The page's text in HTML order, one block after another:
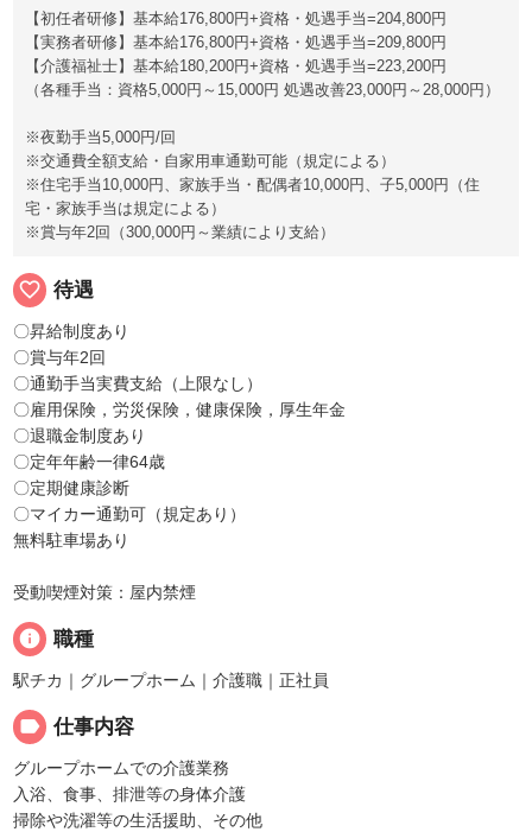
【初任者研修】基本給176,800円+資格・処遇手当=204,800円
【実務者研修】基本給176,800円+資格・処遇手当=209,800円
【介護福祉士】基本給180,200円+資格・処遇手当=223,200円
（各種手当：資格5,000円～15,000円 処遇改善23,000円～28,000円）
※夜勤手当5,000円/回
※交通費全額支給・自家用車通勤可能（規定による）
※住宅手当10,000円、家族手当・配偶者10,000円、子5,000円（住
宅・家族手当は規定による）
※賞与年2回（300,000円～業績により支給）
favorite_border 待遇
〇昇給制度あり
〇賞与年2回
〇通勤手当実費支給（上限なし）
〇雇用保険，労災保険，健康保険，厚生年金
〇退職金制度あり
〇定年年齢一律64歳
〇定期健康診断
〇マイカー通勤可（規定あり）
無料駐車場あり
受動喫煙対策：屋内禁煙
info 職種
駅チカ｜グループホーム｜介護職｜正社員
label 仕事内容
グループホームでの介護業務
入浴、食事、排泄等の身体介護
掃除や洗濯等の生活援助、その他